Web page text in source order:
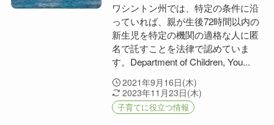
ワシントン州では、特定の条件に沿
っていれば、親が生後72時間以内の
新生児を特定の機関の適格な人に匿
名で託すことを法律で認めていま
す。Department of Children, You...
2021年9月16日(木)
2023年11月23日(木)
子育てに役立つ情報